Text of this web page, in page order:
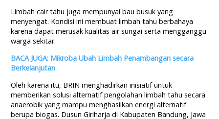
Limbah cair tahu juga mempunyai bau busuk yang
menyengat. Kondisi ini membuat limbah tahu berbahaya
karena dapat merusak kualitas air sungai serta mengganggu
warga sekitar.
BACA JUGA: Mikroba Ubah Limbah Penambangan secara
Berkelanjutan
Oleh karena itu, BRIN menghadirkan inisiatif untuk
memberikan solusi alternatif pengolahan limbah tahu secara
anaerobik yang mampu menghasilkan energi alternatif
berupa biogas. Dusun Giriharja di Kabupaten Bandung, Jawa